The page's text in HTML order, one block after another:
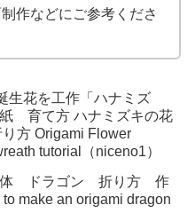
作などにご参考くださ
生花を工作「ハナミズ
育て方 ハナミズキの花
方 Origami Flower
tutorial（niceno1）
ドラゴン 折り方 作
make an origami dragon